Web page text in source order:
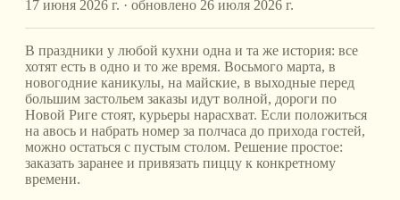
17 июня 2026 г. · обновлено 26 июля 2026 г.
В праздники у любой кухни одна и та же история: все
хотят есть в одно и то же время. Восьмого марта, в
новогодние каникулы, на майские, в выходные перед
большим застольем заказы идут волной, дороги по
Новой Риге стоят, курьеры нарасхват. Если положиться
на авось и набрать номер за полчаса до прихода гостей,
можно остаться с пустым столом. Решение простое:
заказать заранее и привязать пиццу к конкретному
времени.